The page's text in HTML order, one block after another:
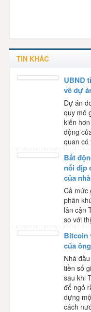
TIN KHÁC
UBND
về dự
Dự án
quy mô
kiến
động
quan có
Bất
nổi dịp
của
Cả mức
phân
lân cận
so với
Bitcoin
của
Nhà
tiền số
sau khi
để ngỏ
dựng
cách